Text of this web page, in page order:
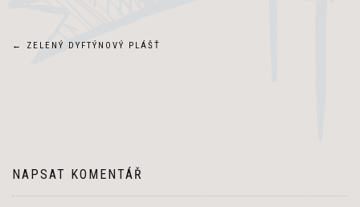
Navigace
← ZELENÝ DYFTÝNOVÝ PLÁŠŤ
NAPSAT KOMENTÁŘ